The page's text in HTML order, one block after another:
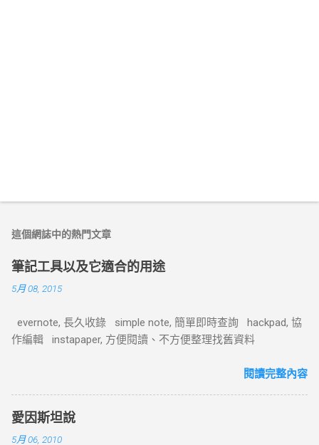
這個網誌中的熱門文章
筆記工具以及它適合的用途
5月 08, 2015
evernote, 長久收錄 simple note, 簡單即時查詢 hackpad, 協
作編輯 instapaper, 方便閱讀、不方便整理找舊資料
閱讀完整內容
愛因斯坦說
5月 06, 2010